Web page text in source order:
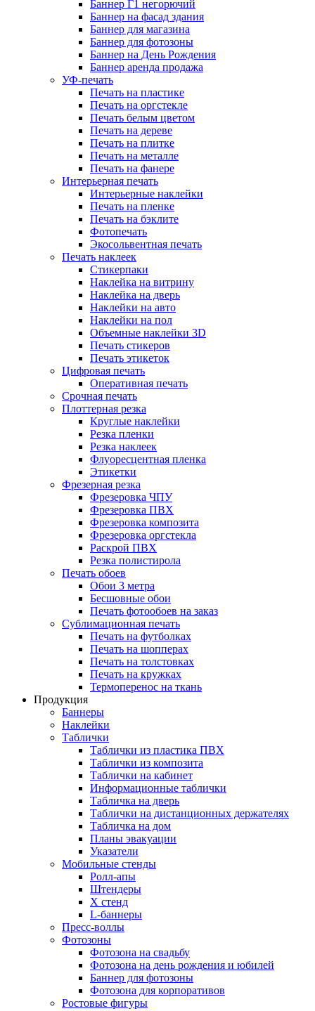
Баннер Г1 негорючий
Баннер на фасад здания
Баннер для магазина
Баннер для фотозоны
Баннер на День Рождения
Баннер аренда продажа
УФ-печать
Печать на пластике
Печать на оргстекле
Печать белым цветом
Печать на дереве
Печать на плитке
Печать на металле
Печать на фанере
Интерьерная печать
Интерьерные наклейки
Печать на пленке
Печать на бэклите
Фотопечать
Экосольвентная печать
Печать наклеек
Стикерпаки
Наклейка на витрину
Наклейка на дверь
Наклейки на авто
Наклейки на пол
Объемные наклейки 3D
Печать стикеров
Печать этикеток
Цифровая печать
Оперативная печать
Срочная печать
Плоттерная резка
Круглые наклейки
Резка пленки
Резка наклеек
Флуоресцентная пленка
Этикетки
Фрезерная резка
Фрезеровка ЧПУ
Фрезеровка ПВХ
Фрезеровка композита
Фрезеровка оргстекла
Раскрой ПВХ
Резка полистирола
Печать обоев
Обои 3 метра
Бесшовные обои
Печать фотообоев на заказ
Сублимационная печать
Печать на футболках
Печать на шопперах
Печать на толстовках
Печать на кружках
Термоперенос на ткань
Продукция
Баннеры
Наклейки
Таблички
Таблички из пластика ПВХ
Таблички из композита
Таблички на кабинет
Информационные таблички
Табличка на дверь
Таблички на дистанционных держателях
Табличка на дом
Планы эвакуации
Указатели
Мобильные стенды
Ролл-апы
Штендеры
Х стенд
L-баннеры
Пресс-воллы
Фотозоны
Фотозона на свадьбу
Фотозона на день рождения и юбилей
Баннер для фотозоны
Фотозона для корпоративов
Ростовые фигуры